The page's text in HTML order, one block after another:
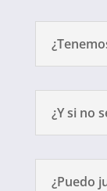
¿Y si no
¿Puedo